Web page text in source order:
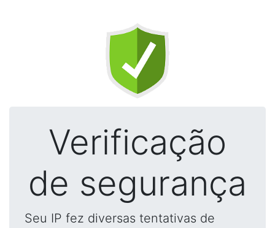
Verificação
de segurança
Seu IP fez diversas tentativas de